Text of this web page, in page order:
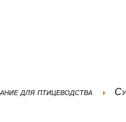
для птицеводства